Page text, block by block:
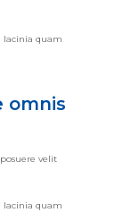
lacinia quam
omnis
velit
lacinia quam